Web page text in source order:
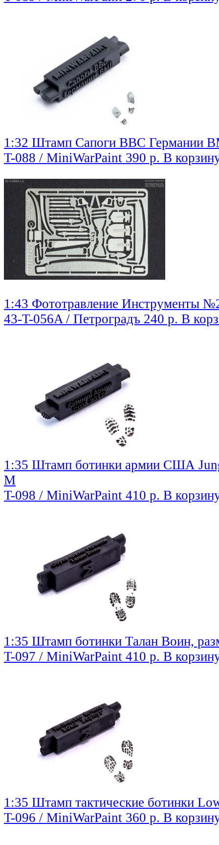
1:32 Штамп Сапоги ВВС Германии
T-088 / MiniWarPaint 390 р. В
1:43 Фототравление Инструменты
43-T-056A / Петроградъ 240 р. В
1:35 Штамп ботинки армии США
М
T-098 / MiniWarPaint 410 р. В
1:35 Штамп ботинки Талан Воин,
T-097 / MiniWarPaint 410 р. В
1:35 Штамп тактические ботинки
T-096 / MiniWarPaint 360 р. В